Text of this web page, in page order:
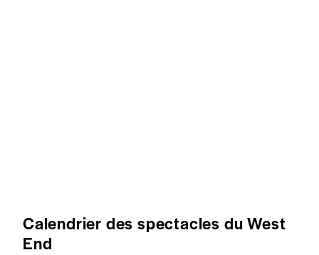
Calendrier des spectacles du West
End